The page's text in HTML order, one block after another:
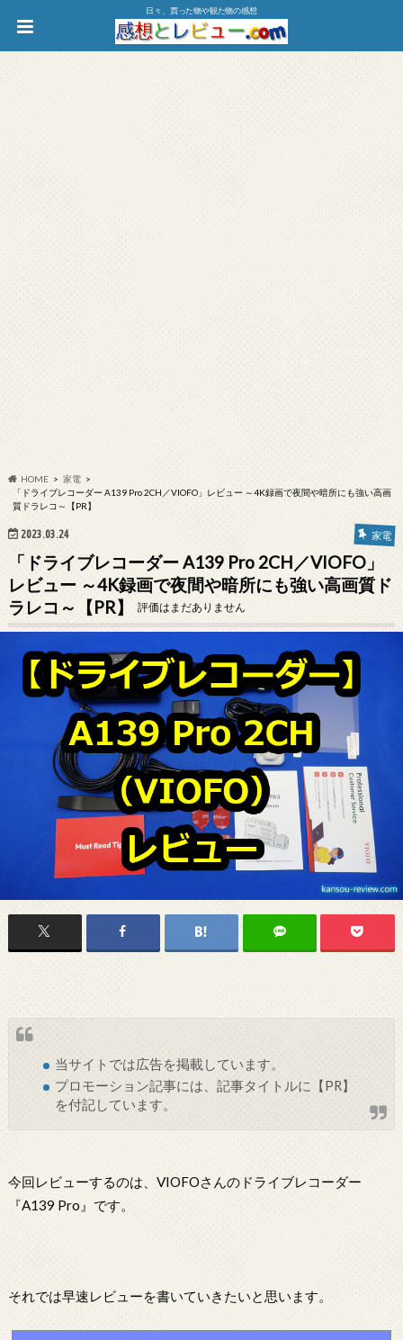
日々、買った物や観た物の感想
HOME
家電
「ドライブレコーダー A139 Pro 2CH／VIOFO」レビュー ～4K録画で夜間や暗所にも強い高画
質ドラレコ～【PR】
2023.03.24 家電
「ドライブレコーダー A139 Pro 2CH／VIOFO」
レビュー ～4K録画で夜間や暗所にも強い高画質ド
ラレコ～【PR】
評価はまだありません
当サイトでは広告を掲載しています。
プロモーション記事には、記事タイトルに【PR】
を付記しています。
今回レビューするのは、VIOFOさんのドライブレコーダー
『A139 Pro』です。
それでは早速レビューを書いていきたいと思います。